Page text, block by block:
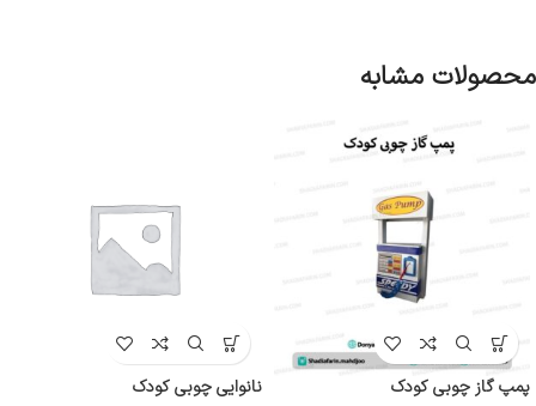
محصولات مشابه
پمپ گاز چوبی کودک
نانوایی چوبی کودک